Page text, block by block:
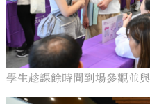
學生趁課餘時間到場參觀並